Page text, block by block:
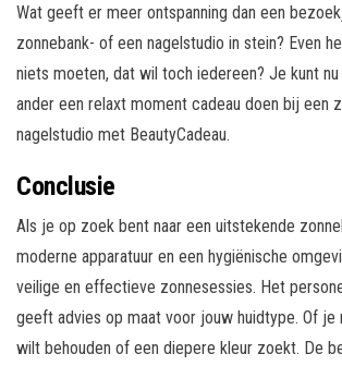
Wat geeft er meer ontspanning dan een
zonnebank- of een nagelstudio in stein? Even
niets moeten, dat wil toch iedereen? Je kunt
ander een relaxt moment cadeau doen bij een
nagelstudio met BeautyCadeau.
Conclusie
Als je op zoek bent naar een uitstekende
moderne apparatuur en een hygiënische
veilige en effectieve zonnesessies. Het
geeft advies op maat voor jouw huidtype. Of je
wilt behouden of een diepere kleur zoekt. De